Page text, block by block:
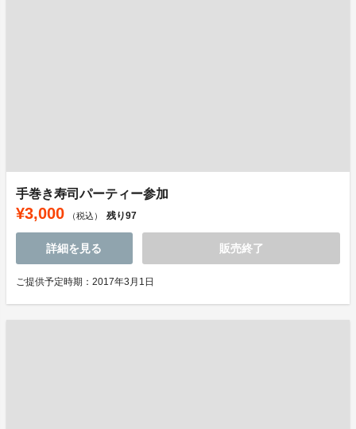
手巻き寿司パーティー参加
¥3,000 （税込） 残り97
詳細を見る 販売終了
ご提供予定時期：2017年3月1日